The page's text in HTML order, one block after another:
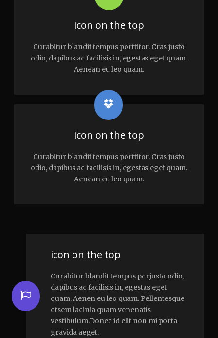
icon on the top
Curabitur blandit tempus porttitor. Cras justo
odio, dapibus ac facilisis in, egestas eget quam.
Aenean eu leo quam.
icon on the top
Curabitur blandit tempus porttitor. Cras justo
odio, dapibus ac facilisis in, egestas eget quam.
Aenean eu leo quam.
icon on the top
Curabitur blandit tempus porjusto odio,
dapibus ac facilisis in, egestas eget
quam. Aenen eu leo quam. Pellentesque
otsem lacinia quam venenatis
vestibulum.Donec id elit non mi porta
gravida aeget.